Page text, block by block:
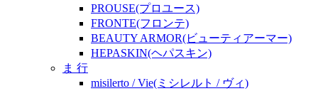
PROUSE(プロユース)
FRONTE(フロンテ)
BEAUTY ARMOR(ビューティアーマー)
HEPASKIN(ヘパスキン)
ま 行
misilerto / Vie(ミシレルト / ヴィ)